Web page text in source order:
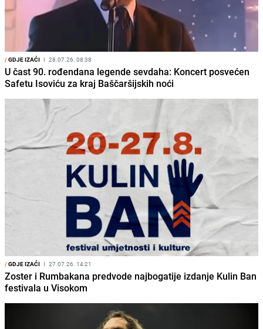
/GDJE IZAĆI I 28.07.26. 08:38
U čast 90. rođendana legende sevdaha: Koncert posvećen
Safetu Isoviću za kraj Baščaršijskih noći
/GDJE IZAĆI I 27.07.26. 14:21
Zoster i Rumbakana predvode najbogatije izdanje Kulin Ban
festivala u Visokom